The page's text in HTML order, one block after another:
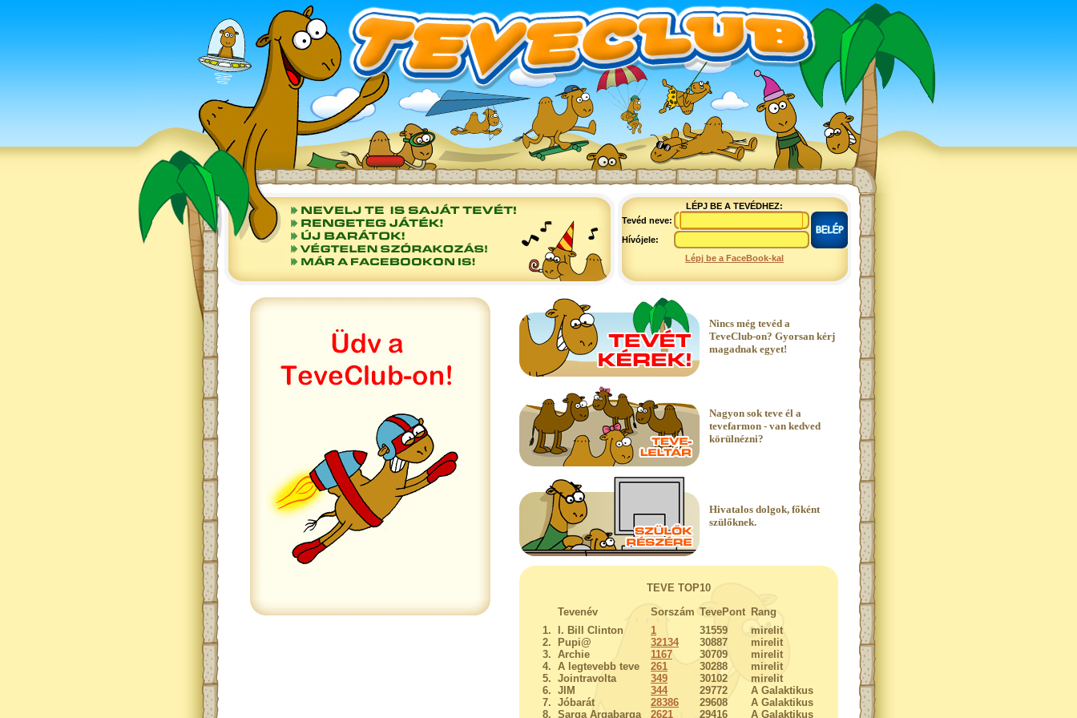
LÉPJ BE A TEVÉDHEZ:
Tevéd neve:
Hívójele:
Lépj be a FaceBook-kal
Nincs még tevéd a
TeveClub-on? Gyorsan kérj
magadnak egyet!
Nagyon sok teve él a
tevefarmon - van kedved
körülnézni?
Hivatalos dolgok, főként
szülőknek.
TEVE TOP10
Tevenév
Sorszám TevePont Rang
1.
I. Bill Clinton 1 31559
mirelit
2.
Pupi@ 32134 30887
mirelit
3. Archie 1167 30709
mirelit
4. A legtevebb teve 261 30288
mirelit
5. Jointravolta 349 30102
mirelit
6. JIM 344 29772
A Galaktikus
7. Jóbarát 28386 29608
A Galaktikus
8. Sarga Argabarga 2621 29416 A Galaktikus